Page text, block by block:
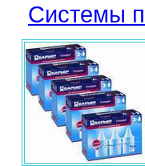
Системы